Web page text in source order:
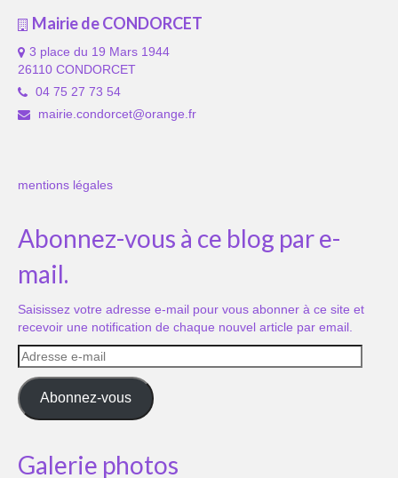
Mairie de CONDORCET
3 place du 19 Mars 1944
26110 CONDORCET
04 75 27 73 54
mairie.condorcet@orange.fr
mentions légales
Abonnez-vous à ce blog par e-
mail.
Saisissez votre adresse e-mail pour vous abonner à ce site et
recevoir une notification de chaque nouvel article par email.
Adresse
e-
mail
Abonnez-vous
Galerie photos